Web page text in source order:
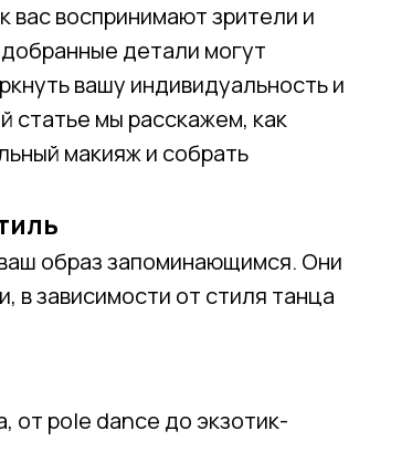
вас воспринимают зрители и
детали могут
вашу индивидуальность и
статье мы расскажем, как
макияж и собрать
образ запоминающимся. Они
в зависимости от стиля танца
от pole dance до экзотик-